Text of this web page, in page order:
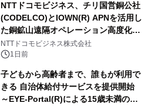
NTTドコモビジネス、チリ国営銅公社
(CODELCO)とIOWN(R) APNを活用し
た銅鉱山遠隔オペレーション高度化に
向けた調査・実証を開始
NTTドコモビジネス株式会社
1日前
子どもから高齢者まで、誰もが利用で
きる 自治体給付サービスを提供開始
～EYE-Portal(R)による15歳未満の本